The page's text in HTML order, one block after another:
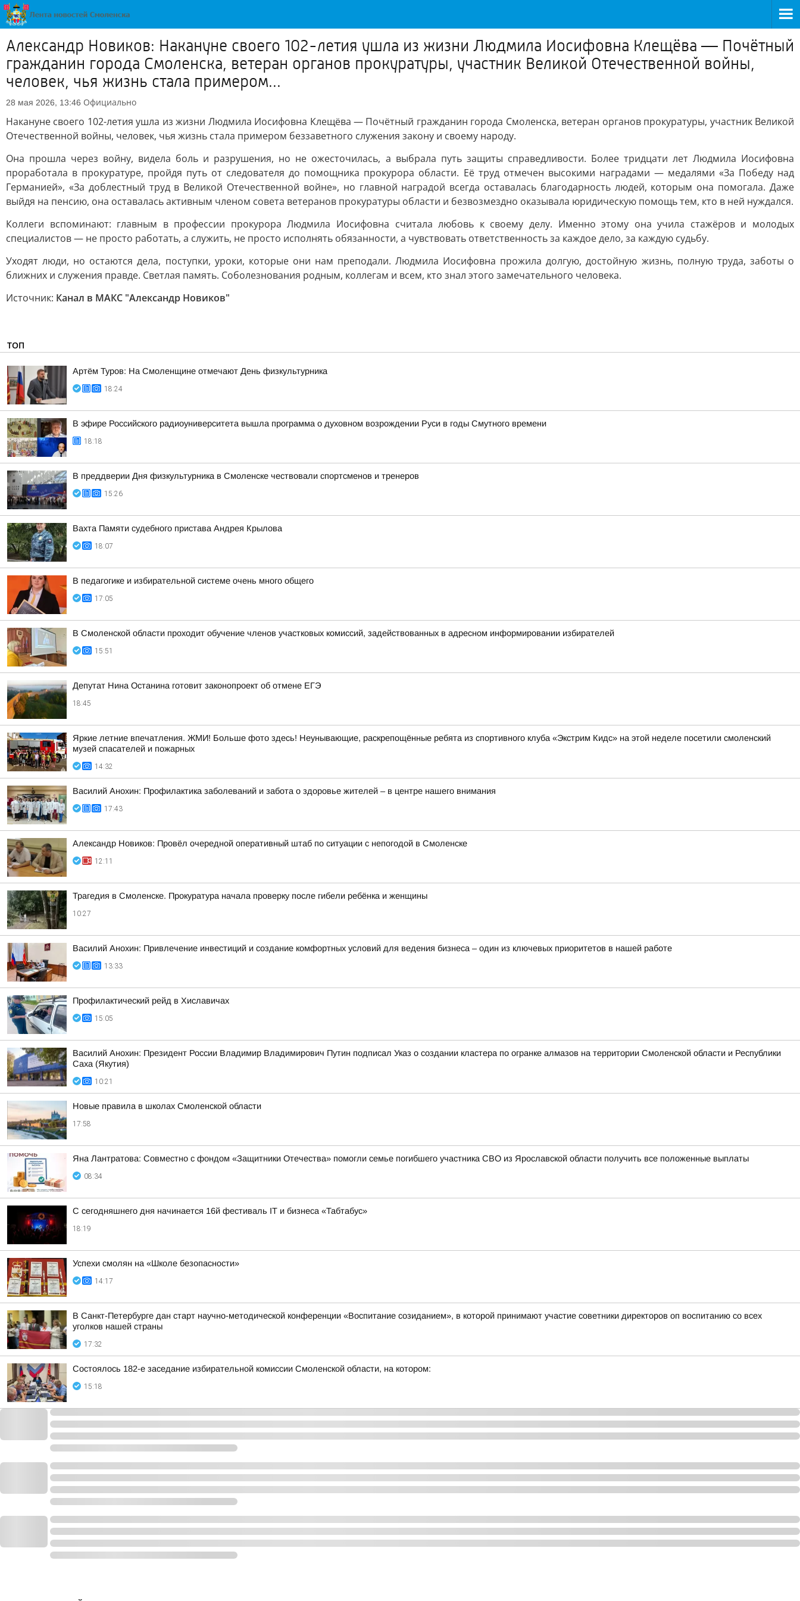
Александр Новиков: Накануне своего 102-летия ушла из жизни Людмила Иосифовна Клещёва — Почётный
гражданин города Смоленска, ветеран органов прокуратуры, участник Великой Отечественной войны,
человек, чья жизнь стала примером...
28 мая 2026, 13:46 Официально
Накануне своего 102-летия ушла из жизни Людмила Иосифовна Клещёва — Почётный гражданин города Смоленска, ветеран органов прокуратуры, участник Великой
Отечественной войны, человек, чья жизнь стала примером беззаветного служения закону и своему народу.
Она прошла через войну, видела боль и разрушения, но не ожесточилась, а выбрала путь защиты справедливости. Более тридцати лет Людмила Иосифовна
проработала в прокуратуре, пройдя путь от следователя до помощника прокурора области. Её труд отмечен высокими наградами — медалями «За Победу над
Германией», «За доблестный труд в Великой Отечественной войне», но главной наградой всегда оставалась благодарность людей, которым она помогала. Даже
выйдя на пенсию, она оставалась активным членом совета ветеранов прокуратуры области и безвозмездно оказывала юридическую помощь тем, кто в ней нуждался.
Коллеги вспоминают: главным в профессии прокурора Людмила Иосифовна считала любовь к своему делу. Именно этому она учила стажёров и молодых
специалистов — не просто работать, а служить, не просто исполнять обязанности, а чувствовать ответственность за каждое дело, за каждую судьбу.
Уходят люди, но остаются дела, поступки, уроки, которые они нам преподали. Людмила Иосифовна прожила долгую, достойную жизнь, полную труда, заботы о
ближних и служения правде. Светлая память. Соболезнования родным, коллегам и всем, кто знал этого замечательного человека.
Источник: Канал в МАКС "Александр Новиков"
ТОП
Артём Туров: На Смоленщине отмечают День физкультурника
18:24
В эфире Российского радиоуниверситета вышла программа о духовном возрождении Руси в годы Смутного времени
18:18
В преддверии Дня физкультурника в Смоленске чествовали спортсменов и тренеров
15:26
Вахта Памяти судебного пристава Андрея Крылова
18:07
В педагогике и избирательной системе очень много общего
17:05
В Смоленской области проходит обучение членов участковых комиссий, задействованных в адресном информировании избирателей
15:51
Депутат Нина Останина готовит законопроект об отмене ЕГЭ
18:45
Яркие летние впечатления. ЖМИ! Больше фото здесь! Неунывающие, раскрепощённые ребята из спортивного клуба «Экстрим Кидс» на этой неделе посетили смоленский
музей спасателей и пожарных
14:32
Василий Анохин: Профилактика заболеваний и забота о здоровье жителей – в центре нашего внимания
17:43
Александр Новиков: Провёл очередной оперативный штаб по ситуации с непогодой в Смоленске
12:11
Трагедия в Смоленске. Прокуратура начала проверку после гибели ребёнка и женщины
10:27
Василий Анохин: Привлечение инвестиций и создание комфортных условий для ведения бизнеса – один из ключевых приоритетов в нашей работе
13:33
Профилактический рейд в Хиславичах
15:05
Василий Анохин: Президент России Владимир Владимирович Путин подписал Указ о создании кластера по огранке алмазов на территории Смоленской области и Республики
Саха (Якутия)
10:21
Новые правила в школах Смоленской области
17:58
Яна Лантратова: Совместно с фондом «Защитники Отечества» помогли семье погибшего участника СВО из Ярославской области получить все положенные выплаты
08:34
С сегодняшнего дня начинается 16й фестиваль IT и бизнеса «Табтабус»
18:19
Успехи смолян на «Школе безопасности»
14:17
В Санкт-Петербурге дан старт научно-методической конференции «Воспитание созиданием», в которой принимают участие советники директоров оп воспитанию со всех
уголков нашей страны
17:32
Состоялось 182-е заседание избирательной комиссии Смоленской области, на котором:
15:18